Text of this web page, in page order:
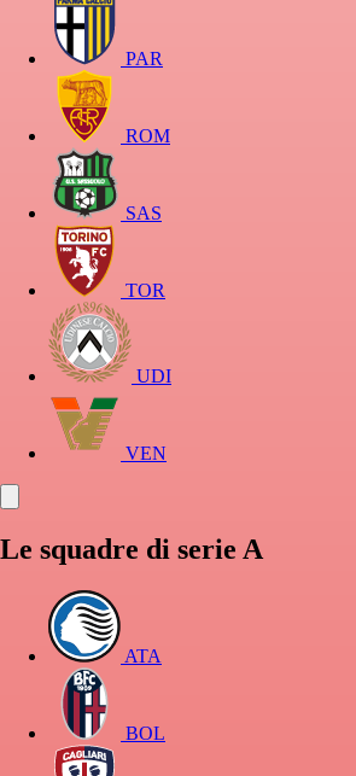
PAR
ROM
SAS
TOR
UDI
VEN
Le squadre di serie A
ATA
BOL